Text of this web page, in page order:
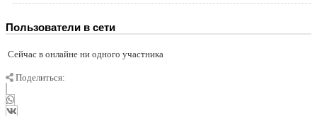
Пользователи в сети
Сейчас в онлайне ни одного участника
Поделиться: